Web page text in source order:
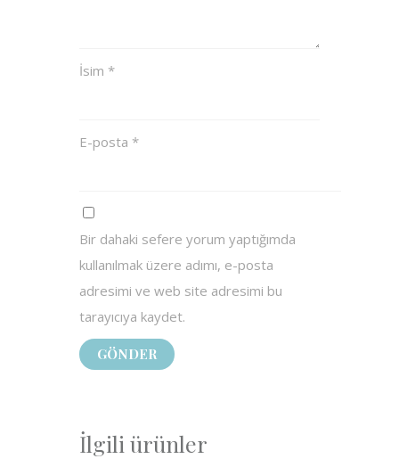
İsim *
E-posta *
Bir dahaki sefere yorum yaptığımda
kullanılmak üzere adımı, e-posta
adresimi ve web site adresimi bu
tarayıcıya kaydet.
İlgili ürünler